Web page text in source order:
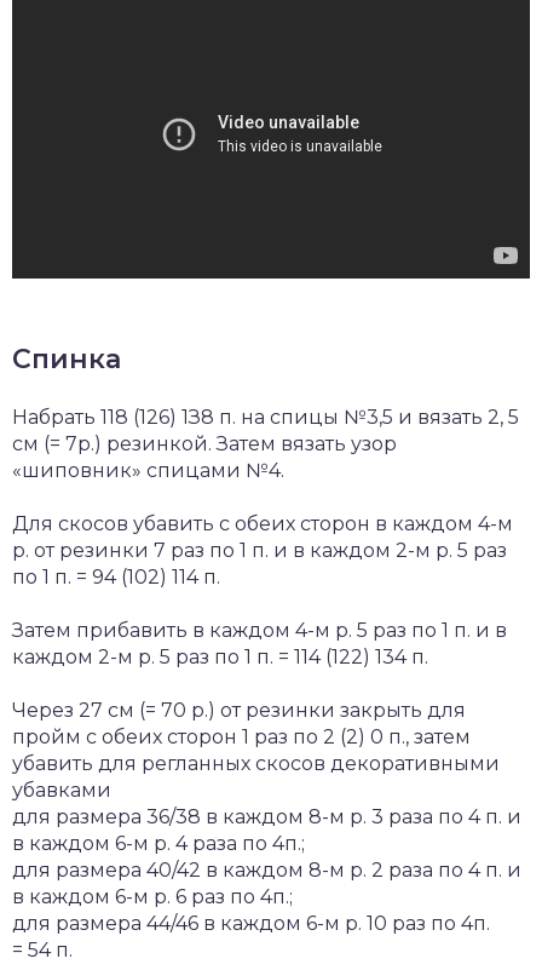
Спинка
Набрать 118 (126) 1З8 п. на спицы №3,5 и вязать 2, 5
см (= 7р.) резинкой. Затем вязать узор
«шиповник» спицами №4.
Для скосов убавить с обеих сторон в каждом 4-м
р. от резинки 7 раз по 1 п. и в каждом 2-м р. 5 раз
по 1 п. = 94 (102) 114 п.
Затем прибавить в каждом 4-м р. 5 раз по 1 п. и в
каждом 2-м р. 5 раз по 1 п. = 114 (122) 134 п.
Через 27 см (= 70 р.) от резинки закрыть для
пройм с обеих сторон 1 раз по 2 (2) 0 п., затем
убавить для регланных скосов декоративными
убавками
для размера 36/38 в каждом 8-м р. 3 раза по 4 п. и
в каждом 6-м р. 4 раза по 4п.;
для размера 40/42 в каждом 8-м р. 2 раза по 4 п. и
в каждом 6-м р. 6 раз по 4п.;
для размера 44/46 в каждом 6-м р. 10 раз по 4п.
= 54 п.